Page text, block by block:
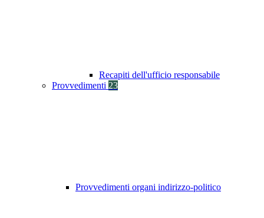
Recapiti dell'ufficio responsabile
Provvedimenti 23
Provvedimenti organi indirizzo-politico